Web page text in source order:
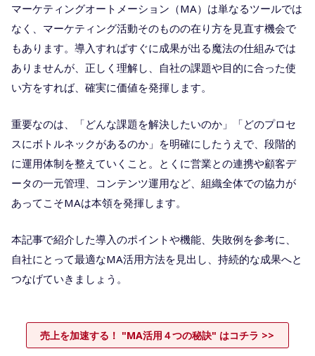
マーケティングオートメーション（MA）は単なるツールでは
なく、マーケティング活動そのものの在り方を見直す機会で
もあります。導入すればすぐに成果が出る魔法の仕組みでは
ありませんが、正しく理解し、自社の課題や目的に合った使
い方をすれば、確実に価値を発揮します。
重要なのは、「どんな課題を解決したいのか」「どのプロセ
スにボトルネックがあるのか」を明確にしたうえで、段階的
に運用体制を整えていくこと。とくに営業との連携や顧客デ
ータの一元管理、コンテンツ運用など、組織全体での協力が
あってこそMAは本領を発揮します。
本記事で紹介した導入のポイントや機能、失敗例を参考に、
自社にとって最適なMA活用方法を見出し、持続的な成果へと
つなげていきましょう。
売上を加速する！ "MA活用４つの秘訣" はコチラ >>